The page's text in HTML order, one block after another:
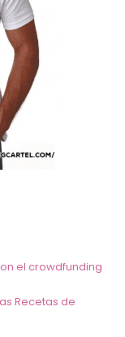
el crowdfunding
Recetas de